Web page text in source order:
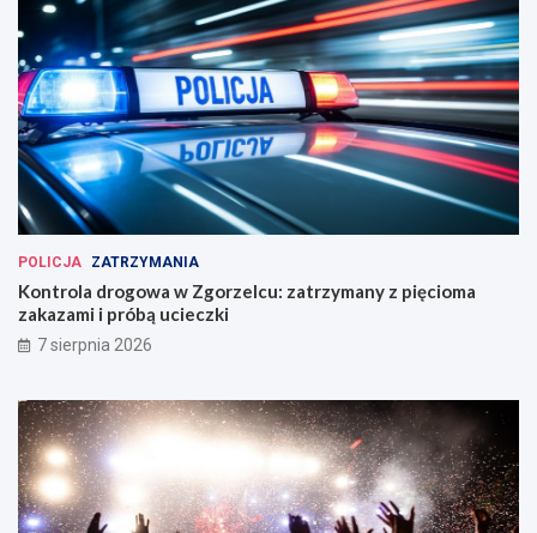
POLICJA ZATRZYMANIA
Kontrola drogowa w Zgorzelcu: zatrzymany z pięcioma
zakazami i próbą ucieczki
7 sierpnia 2026